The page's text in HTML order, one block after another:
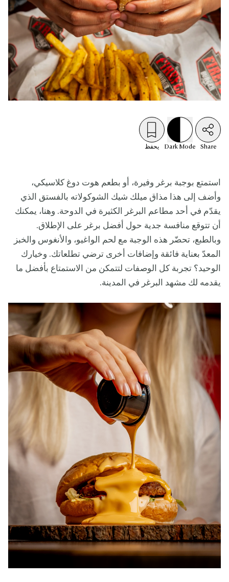
Share
Dark Mode يحفظ
استمتع بوجبة برغر وفيرة، أو بطعم هوت دوغ كلاسيكي،
وأضف إلى هذا مذاق ميلك شيك الشوكولاته بالفستق الذي
يقدّم في أحد مطاعم البرغر الكثيرة في الدوحة. وهنا، يمكنك
أن تتوقع منافسة جدية حول أفضل برغر على الإطلاق.
وبالطبع، تحضّر هذه الوجبة مع لحم الواغيو، والأنغوس والخبز
المعدّ بعناية فائقة وإضافات أخرى ترضي تطلعاتك. وخيارك
الوحيد؟ تجربة كل الوصفات لتتمكن من الاستمتاع بأفضل ما
يقدمه لك مشهد البرغر في المدينة.